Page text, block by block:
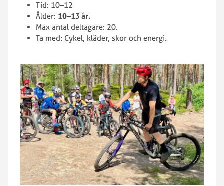
Tid: 10–12
Ålder: 10–13 år.
Max antal deltagare: 20.
Ta med: Cykel, kläder, skor och energi.